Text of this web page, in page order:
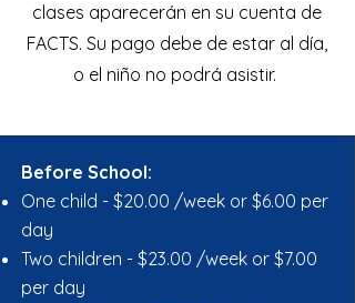
clases aparecerán en su cuenta de
FACTS. Su pago debe de estar al día,
o el niño no podrá asistir.
​Before School:
One child - $20.00 /week or $6.00 per
day
Two children - $23.00 /week or $7.00
per day